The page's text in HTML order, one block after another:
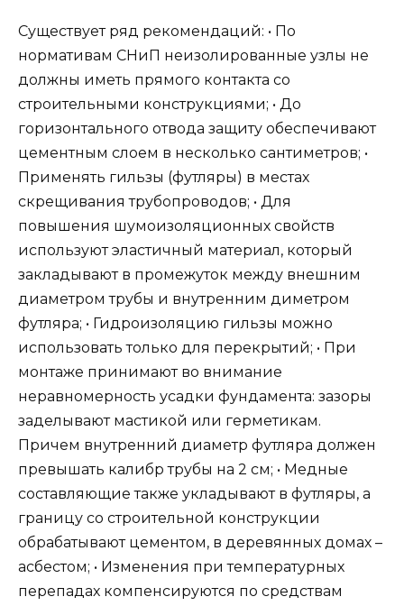
Существует ряд рекомендаций: • По
нормативам СНиП неизолированные узлы не
должны иметь прямого контакта со
строительными конструкциями; • До
горизонтального отвода защиту обеспечивают
цементным слоем в несколько сантиметров; •
Применять гильзы (футляры) в местах
скрещивания трубопроводов; • Для
повышения шумоизоляционных свойств
используют эластичный материал, который
закладывают в промежуток между внешним
диаметром трубы и внутренним диметром
футляра; • Гидроизоляцию гильзы можно
использовать только для перекрытий; • При
монтаже принимают во внимание
неравномерность усадки фундамента: зазоры
заделывают мастикой или герметикам.
Причем внутренний диаметр футляра должен
превышать калибр трубы на 2 см; • Медные
составляющие также укладывают в футляры, а
границу со строительной конструкции
обрабатывают цементом, в деревянных домах –
асбестом; • Изменения при температурных
перепадах компенсируются по средствам